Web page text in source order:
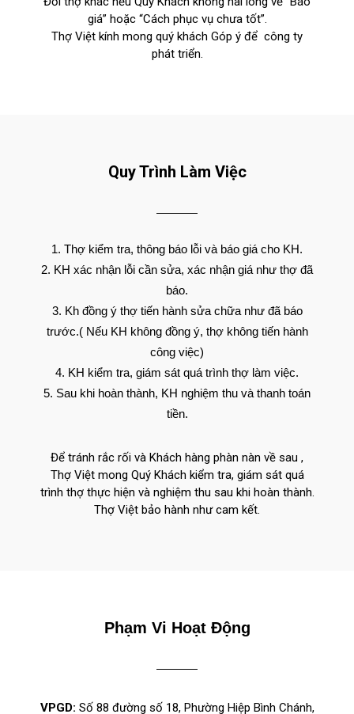
giá” hoặc “Cách phục vụ chưa tốt”.
Thợ Việt kính mong quý khách Góp ý để công ty
phát triển.
Quy Trình Làm Việc
Thợ kiểm tra, thông báo lỗi và báo giá cho KH.
KH xác nhận lỗi cần sửa, xác nhận giá như thợ đã
báo.
Kh đồng ý thợ tiến hành sửa chữa như đã báo
trước.( Nếu KH không đồng ý, thợ không tiến hành
công việc)
KH kiểm tra, giám sát quá trình thợ làm việc.
Sau khi hoàn thành, KH nghiệm thu và thanh toán
tiền.
Để tránh rắc rối và Khách hàng phàn nàn về sau ,
Thợ Việt mong Quý Khách kiểm tra, giám sát quá
trình thợ thực hiện và nghiệm thu sau khi hoàn thành.
Thợ Việt bảo hành như cam kết.
Phạm Vi Hoạt Động
VPGD: Số 88 đường số 18, Phường Hiệp Bình Chánh,